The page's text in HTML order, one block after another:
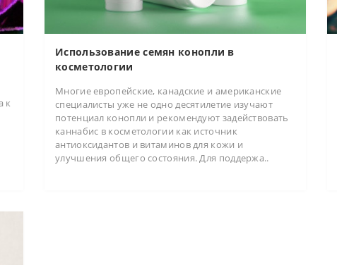
к
Использование семян конопли в
косметологии
Многие европейские, канадские и американские
специалисты уже не одно десятилетие изучают
потенциал конопли и рекомендуют задействовать
каннабис в косметологии как источник
антиоксидантов и витаминов для кожи и
улучшения общего состояния. Для поддержа..